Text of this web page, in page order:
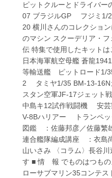
ピットクルーとドライバー
07 ブラジルGP フジミ1/
20 横川さんのコレクショ
のマシン スクーデリア・
伝 特集で使用したキット
日本海軍航空母艦 蒼龍
等輸送艦 ピットロード1/
2 タミヤ1/35 BM-13-
スタン空軍JF-17ジェット
中島キ12試作戦闘機 安芸
V-8Bハリアー トランペ
図鑑 ：佐藤邦彦／佐藤繁
連合艦隊編成講座 ：衣島
山いさみ 〈コラム〉長谷
す ■ 情 報 でものはつもの
ローサブマリン35コンテ